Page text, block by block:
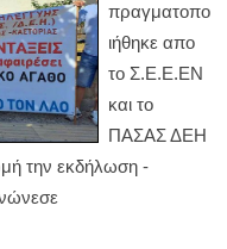
πραγματοπο
ιήθηκε απο
το Σ.Ε.Ε.ΕΝ
και το
ΠΑΣΑΣ ΔΕΗ
την εκδήλωση -